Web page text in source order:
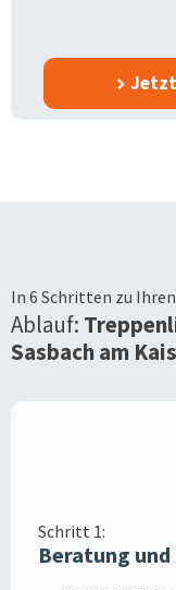
In 6 Schritten zu
Ablauf:
Sasbach am
Schritt 1:
Beratung